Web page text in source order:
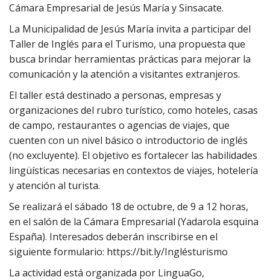
Cámara Empresarial de Jesús María y Sinsacate.
La Municipalidad de Jesús María invita a participar del
Taller de Inglés para el Turismo, una propuesta que
busca brindar herramientas prácticas para mejorar la
comunicación y la atención a visitantes extranjeros.
El taller está destinado a personas, empresas y
organizaciones del rubro turístico, como hoteles, casas
de campo, restaurantes o agencias de viajes, que
cuenten con un nivel básico o introductorio de inglés
(no excluyente). El objetivo es fortalecer las habilidades
lingüísticas necesarias en contextos de viajes, hotelería
y atención al turista.
Se realizará el sábado 18 de octubre, de 9 a 12 horas,
en el salón de la Cámara Empresarial (Yadarola esquina
España). Interesados deberán inscribirse en el
siguiente formulario: https://bit.ly/Inglésturismo
La actividad está organizada por LinguaGo,